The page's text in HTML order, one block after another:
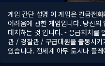
게임 간단 설명 이 게임은 긴급전
어려움에 관한 게임입니다. 당신
대처하는 것 입니다. - 응급처치를
관 / 경찰관 / 구급대원을 출동시
있습니다. 전세계 아무 도시나 플